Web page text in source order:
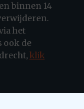
binnen 14
het
ook de
klik